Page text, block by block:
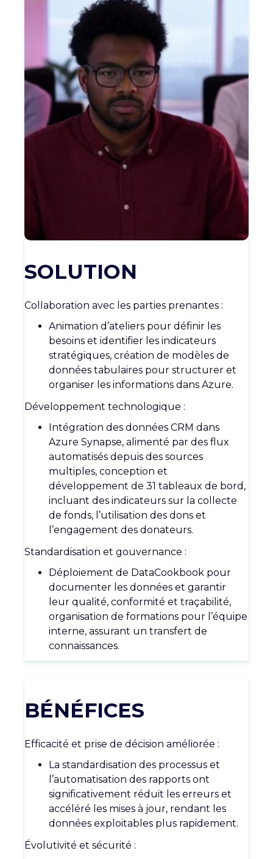
SOLUTION
Collaboration avec les parties prenantes :
Animation d’ateliers pour définir les
besoins et identifier les indicateurs
stratégiques, création de modèles de
données tabulaires pour structurer et
organiser les informations dans Azure.
Développement technologique :
Intégration des données CRM dans
Azure Synapse, alimenté par des flux
automatisés depuis des sources
multiples, conception et
développement de 31 tableaux de bord,
incluant des indicateurs sur la collecte
de fonds, l’utilisation des dons et
l’engagement des donateurs.
Standardisation et gouvernance :
Déploiement de DataCookbook pour
documenter les données et garantir
leur qualité, conformité et traçabilité,
organisation de formations pour l’équipe
interne, assurant un transfert de
connaissances.
BÉNÉFICES
Efficacité et prise de décision améliorée :
La standardisation des processus et
l’automatisation des rapports ont
significativement réduit les erreurs et
accéléré les mises à jour, rendant les
données exploitables plus rapidement.
Évolutivité et sécurité :